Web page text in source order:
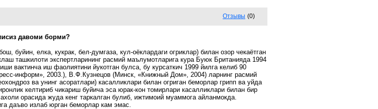
Отзывы (0)
давоми борми?
буйин, елка, кукрак, бел-думгаза, кул-оёклардаги огриклар) билан озор чекаётган
ташкилоти экспертларининг расмий маълумотларига кура Буюк Британияда 1994
вактинча иш фаолиятини йукотган булса, бу курсаткич 1999 йилга келиб 90
информ», 2003.), В.Ф.Кузнецов (Минск, «Книжный Дом», 2004) ларнинг расмий
ва унинг асоратлари) касалликлари билан огриган беморлар грипп ва уйда
келтириб чикариш буйича эса юрак-кон томирлари касалликлари билан бир
орасида жуда кенг таркалган булиб, ижтимоий муаммога айланмокда.
даъво излаб юрган беморлар кам эмас.